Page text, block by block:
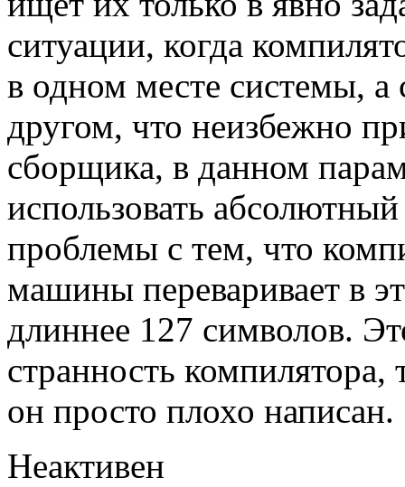
ситуации, когда
в одном месте системы, а
другом, что неизбежно
сборщика, в данном
использовать
проблемы с тем, что
машины переваривает в
длиннее 127 символов.
странность
он просто плохо написан.
Неактивен